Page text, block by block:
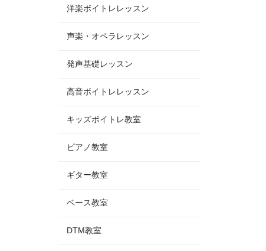
洋楽ボイトレレッスン
声楽・オペラレッスン
発声基礎レッスン
高音ボイトレレッスン
キッズボイトレ教室
ピアノ教室
ギター教室
ベース教室
DTM教室